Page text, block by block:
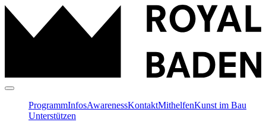
ProgrammInfosAwarenessKontaktMithelfenKunst im Bau
Unterstützen